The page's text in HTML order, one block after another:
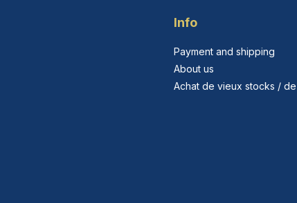
Info
Payment and shipping
About us
Achat de vieux stocks /